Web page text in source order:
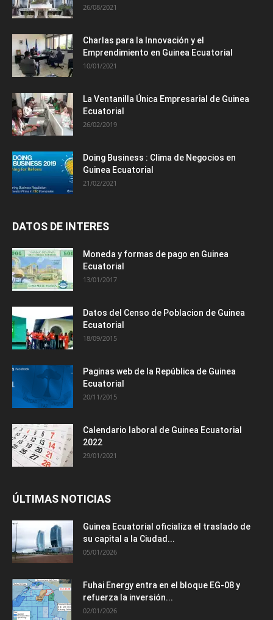
26/08/2021
Charlas para la Innovación y el
Emprendimiento en Guinea Ecuatorial
10/01/2021
La Ventanilla Única Empresarial de Guinea
Ecuatorial
26/02/2019
Doing Business : Clima de Negocios en
Guinea Ecuatorial
21/02/2021
DATOS DE INTERES
Moneda y formas de pago en Guinea
Ecuatorial
13/01/2017
Datos del Censo de Poblacion de Guinea
Ecuatorial
18/09/2015
Paginas web de la República de Guinea
Ecuatorial
20/11/2015
Calendario laboral de Guinea Ecuatorial
2022
29/01/2021
ÚLTIMAS NOTICIAS
Guinea Ecuatorial oficializa el traslado de
su capital a la Ciudad...
05/01/2026
Fuhai Energy entra en el bloque EG-08 y
refuerza la inversión...
02/01/2026